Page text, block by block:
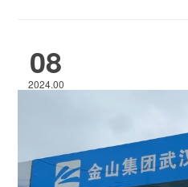
08
2024.00